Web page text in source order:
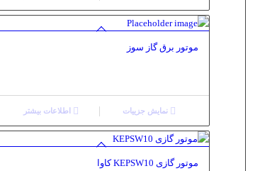
موتور برق گاز سوز
اطلاعات بیشتر نمایش جزییات
موتور گازی KEPSW10 کاوا